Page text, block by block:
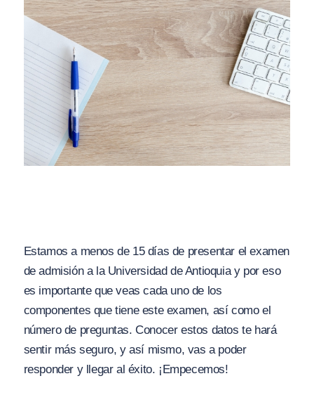
Estamos a menos de 15 días de presentar el examen
de admisión a la Universidad de Antioquia y por eso
es importante que veas cada uno de los
componentes que tiene este examen, así como el
número de preguntas. Conocer estos datos te hará
sentir más seguro, y así mismo, vas a poder
responder y llegar al éxito. ¡Empecemos!